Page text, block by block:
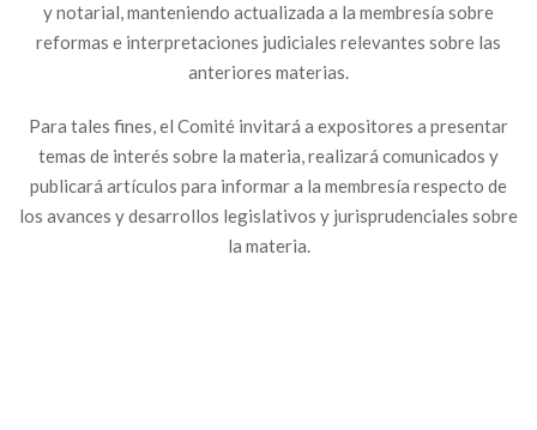
y notarial, manteniendo actualizada a la membresía sobre
reformas e interpretaciones judiciales relevantes sobre las
anteriores materias.
Para tales fines, el Comité invitará a expositores a presentar
temas de interés sobre la materia, realizará comunicados y
publicará artículos para informar a la membresía respecto de
los avances y desarrollos legislativos y jurisprudenciales sobre
la materia.